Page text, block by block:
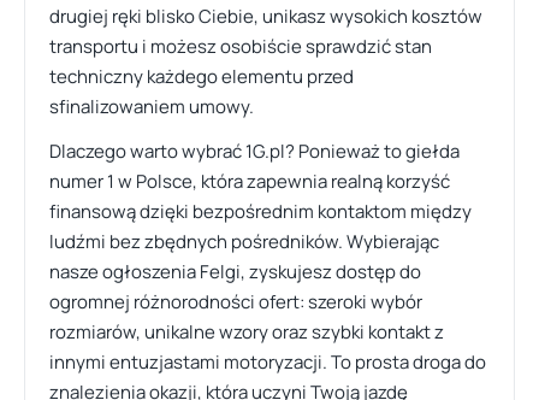
drugiej ręki blisko Ciebie, unikasz wysokich kosztów
transportu i możesz osobiście sprawdzić stan
techniczny każdego elementu przed
sfinalizowaniem umowy.
Dlaczego warto wybrać 1G.pl? Ponieważ to giełda
numer 1 w Polsce, która zapewnia realną korzyść
finansową dzięki bezpośrednim kontaktom między
ludźmi bez zbędnych pośredników. Wybierając
nasze ogłoszenia Felgi, zyskujesz dostęp do
ogromnej różnorodności ofert: szeroki wybór
rozmiarów, unikalne wzory oraz szybki kontakt z
innymi entuzjastami motoryzacji. To prosta droga do
znalezienia okazji, która uczyni Twoją jazdę